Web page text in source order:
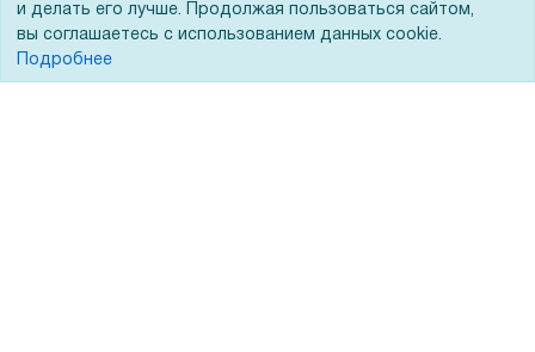
Реквизиты
Гарантии и возврат
и делать его лучше. Продолжая пользоваться сайтом,
вы соглашаетесь с использованием данных cookie.
Подробнее